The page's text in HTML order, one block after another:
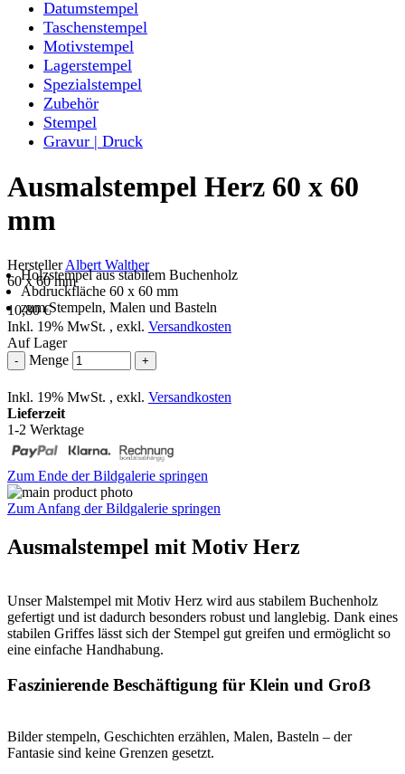
Datumstempel
Taschenstempel
Motivstempel
Lagerstempel
Spezialstempel
Zubehör
Stempel
Gravur | Druck
Ausmalstempel Herz 60 x 60
mm
HerstellerAlbert Walther
60 x 60 mm
Holzstempel aus stabilem Buchenholz
Abdruckfläche 60 x 60 mm
zum Stempeln, Malen und Basteln
10,80 €
Inkl. 19% MwSt. , exkl. Versandkosten
Auf Lager
- Menge +
Inkl. 19% MwSt. , exkl. Versandkosten
Lieferzeit
1-2 Werktage
Zum Ende der Bildgalerie springen
Zum Anfang der Bildgalerie springen
Ausmalstempel mit Motiv Herz
Unser Malstempel mit Motiv Herz wird aus stabilem Buchenholz
gefertigt und ist dadurch besonders robust und langlebig. Dank eines
stabilen Griffes lässt sich der Stempel gut greifen und ermöglicht so
eine einfache Handhabung.
Faszinierende Beschäftigung für Klein und Groẞ
Bilder stempeln, Geschichten erzählen, Malen, Basteln – der
Fantasie sind keine Grenzen gesetzt.